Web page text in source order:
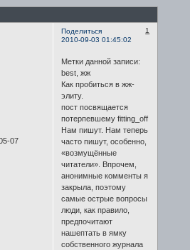
Поделиться
1
2010-09-03 01:45:02
07
Метки данной записи:
best, жж
Как пробиться в жж-
элиту.
пост посвящается
потерпевшему fitting_off
Нам пишут. Нам теперь
часто пишут, особенно,
«возмущённые
читатели». Впрочем,
анонимные комменты я
закрыла, поэтому
самые острые вопросы
люди, как правило,
предпочитают
нашептать в ямку
собственного журнала